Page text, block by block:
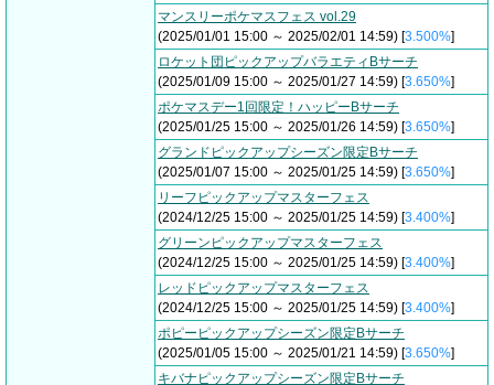
マンスリーポケマスフェス vol.29
(2025/01/01 15:00 ～ 2025/02/01 14:59) [3.500%]
ロケット団ピックアップバラエティBサーチ
(2025/01/09 15:00 ～ 2025/01/27 14:59) [3.650%]
ポケマスデー1回限定！ハッピーBサーチ
(2025/01/25 15:00 ～ 2025/01/26 14:59) [3.650%]
グランドピックアップシーズン限定Bサーチ
(2025/01/07 15:00 ～ 2025/01/25 14:59) [3.650%]
リーフピックアップマスターフェス
(2024/12/25 15:00 ～ 2025/01/25 14:59) [3.400%]
グリーンピックアップマスターフェス
(2024/12/25 15:00 ～ 2025/01/25 14:59) [3.400%]
レッドピックアップマスターフェス
(2024/12/25 15:00 ～ 2025/01/25 14:59) [3.400%]
ポピーピックアップシーズン限定Bサーチ
(2025/01/05 15:00 ～ 2025/01/21 14:59) [3.650%]
キバナピックアップシーズン限定Bサーチ